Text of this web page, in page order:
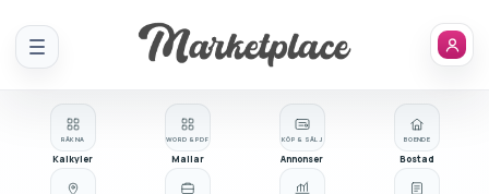
Meny
KÖP & SÄLJ
Annonser
BOENDE
Bostad
RÄKNA
Kalkyler
WORD & PDF
Mallar